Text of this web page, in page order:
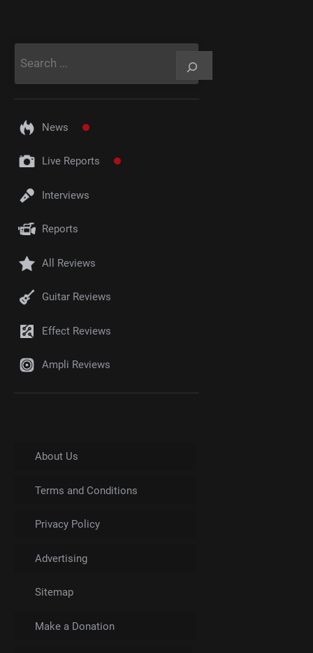
News
Live Reports
Interviews
Reports
All Reviews
Guitar Reviews
Effect Reviews
Ampli Reviews
About Us
Terms and Conditions
Privacy Policy
Advertising
Sitemap
Make a Donation